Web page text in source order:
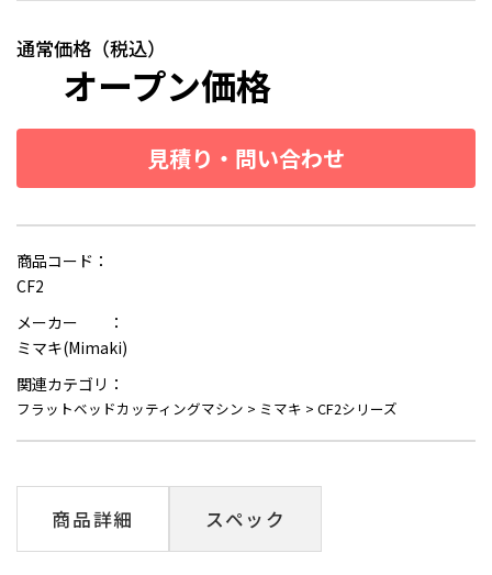
通常価格（税込）
オープン価格
見積り・問い合わせ
商品コード：
CF2
メーカー ：
ミマキ(Mimaki)
関連カテゴリ：
フラットベッドカッティングマシン > ミマキ > CF2シリーズ
商品詳細 スペック